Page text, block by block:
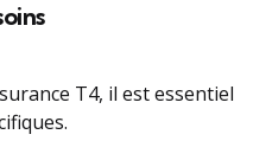
T4, il est essentiel